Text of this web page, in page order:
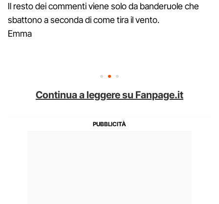
Il resto dei commenti viene solo da banderuole che
sbattono a seconda di come tira il vento.
Emma
Continua a leggere su Fanpage.it